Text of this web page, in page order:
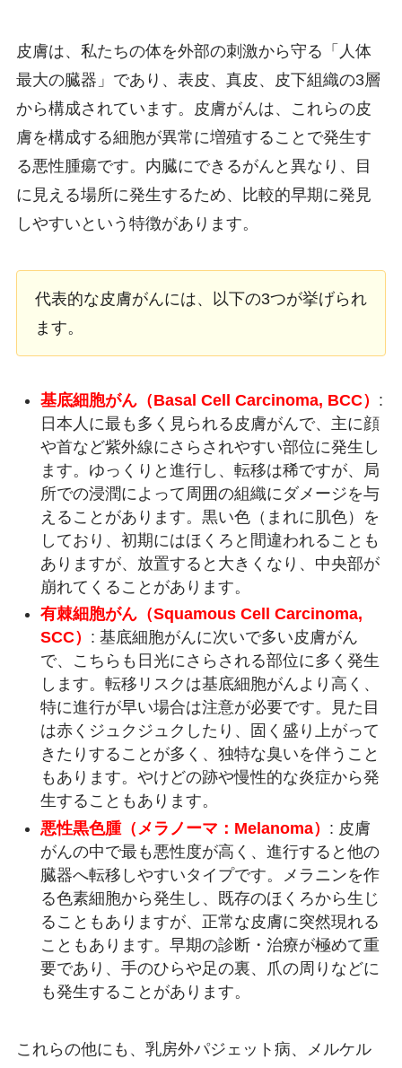
皮膚は、私たちの体を外部の刺激から守る「人体
最大の臓器」であり、表皮、真皮、皮下組織の3層
から構成されています。皮膚がんは、これらの皮
膚を構成する細胞が異常に増殖することで発生す
る悪性腫瘍です。内臓にできるがんと異なり、目
に見える場所に発生するため、比較的早期に発見
しやすいという特徴があります。
代表的な皮膚がんには、以下の3つが挙げられ
ます。
基底細胞がん（Basal Cell Carcinoma, BCC） :
日本人に最も多く見られる皮膚がんで、主に顔
や首など紫外線にさらされやすい部位に発生し
ます。ゆっくりと進行し、転移は稀ですが、局
所での浸潤によって周囲の組織にダメージを与
えることがあります。黒い色（まれに肌色）を
しており、初期にはほくろと間違われることも
ありますが、放置すると大きくなり、中央部が
崩れてくることがあります。
有棘細胞がん（Squamous Cell Carcinoma,
SCC） : 基底細胞がんに次いで多い皮膚がん
で、こちらも日光にさらされる部位に多く発生
します。転移リスクは基底細胞がんより高く、
特に進行が早い場合は注意が必要です。見た目
は赤くジュクジュクしたり、固く盛り上がって
きたりすることが多く、独特な臭いを伴うこと
もあります。やけどの跡や慢性的な炎症から発
生することもあります。
悪性黒色腫（メラノーマ：Melanoma） : 皮膚
がんの中で最も悪性度が高く、進行すると他の
臓器へ転移しやすいタイプです。メラニンを作
る色素細胞から発生し、既存のほくろから生じ
ることもありますが、正常な皮膚に突然現れる
こともあります。早期の診断・治療が極めて重
要であり、手のひらや足の裏、爪の周りなどに
も発生することがあります。
これらの他にも、乳房外パジェット病、メルケル